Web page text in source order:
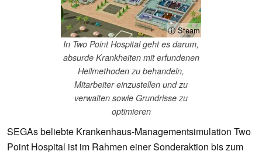
ⓘ Steam
In Two Point Hospital geht es darum,
absurde Krankheiten mit erfundenen
Heilmethoden zu behandeln,
Mitarbeiter einzustellen und zu
verwalten sowie Grundrisse zu
optimieren
SEGAs beliebte Krankenhaus-Managementsimulation Two
Point Hospital ist im Rahmen einer Sonderaktion bis zum